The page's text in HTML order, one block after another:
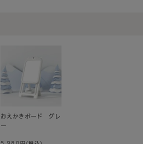
おえかきボード グレ
ー